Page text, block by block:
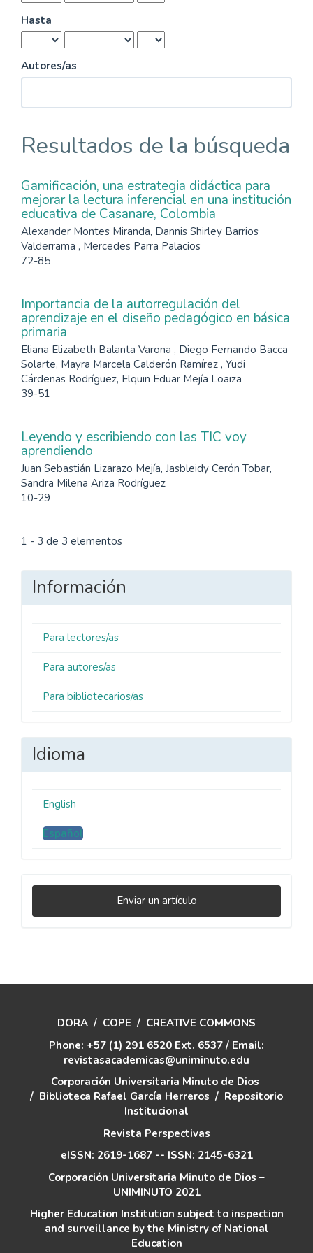
Hasta
Autores/as
Resultados de la búsqueda
Gamificación, una estrategia didáctica para
mejorar la lectura inferencial en una institución
educativa de Casanare, Colombia
Alexander Montes Miranda, Dannis Shirley Barrios
Valderrama , Mercedes Parra Palacios
72-85
Importancia de la autorregulación del
aprendizaje en el diseño pedagógico en básica
primaria
Eliana Elizabeth Balanta Varona , Diego Fernando Bacca
Solarte, Mayra Marcela Calderón Ramírez , Yudi
Cárdenas Rodríguez, Elquin Eduar Mejía Loaiza
39-51
Leyendo y escribiendo con las TIC voy
aprendiendo
Juan Sebastián Lizarazo Mejía, Jasbleidy Cerón Tobar,
Sandra Milena Ariza Rodríguez
10-29
1 - 3 de 3 elementos
Información
Para lectores/as
Para autores/as
Para bibliotecarios/as
Idioma
English
Español
Enviar
un
Enviar un artículo
DORA / COPE / CREATIVE COMMONS
Phone: +57 (1) 291 6520 Ext. 6537 / Email:
revistasacademicas@uniminuto.edu
Corporación Universitaria Minuto de Dios
/ Biblioteca Rafael García Herreros / Repositorio
Institucional
Revista Perspectivas
eISSN: 2619-1687 -- ISSN: 2145-6321
Corporación Universitaria Minuto de Dios –
UNIMINUTO 2021
Higher Education Institution subject to inspection
and surveillance by the Ministry of National
Education